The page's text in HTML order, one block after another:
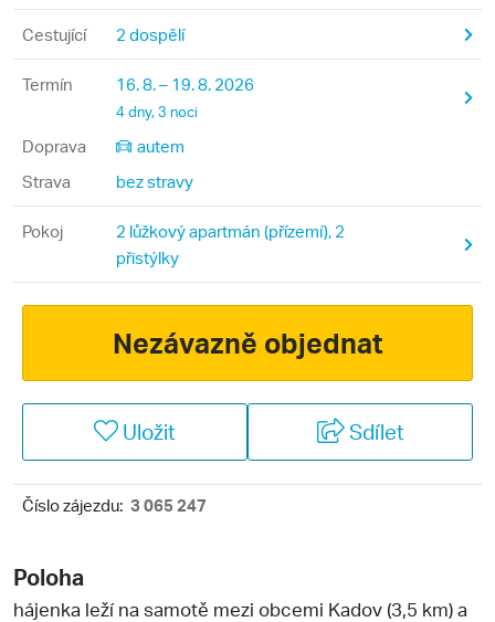
Cestující 2 dospělí
Termín 16. 8. – 19. 8. 2026
4 dny, 3 noci
Doprava
autem
Strava
bez stravy
Pokoj
2 lůžkový apartmán (přízemí), 2
přistýlky
Nezávazně objednat
Uložit Sdílet
Číslo zájezdu: 3 065 247
Poloha
hájenka leží na samotě mezi obcemi Kadov (3,5 km) a